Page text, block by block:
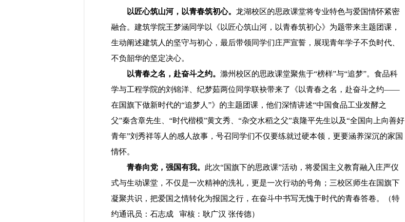
以匠心筑山河，以青春筑初心。龙湖校区的思政课堂将专业特色与爱国情怀紧密
融合。建筑学院王梦涵同学以《以匠心筑山河，以青春筑初心》为题带来主题团课，
生动阐述建筑人的坚守与初心，最后带领同学们庄严宣誓，展现青年学子不负时代、
不负韶华的坚定决心。
以青春之名，赴奋斗之约。滁州校区的思政课堂聚焦于“榜样”与“追梦”。食品科
学与工程学院的刘锦洋、纪梦茹两位同学联袂带来了《以青春之名，赴奋斗之约——
在国旗下做新时代的“追梦人”》的主题团课，他们深情讲述“中国食品工业发酵之
父”秦含章先生、“时代楷模”黄文秀、“杂交水稻之父”袁隆平先生以及“全国向上向善好
青年”刘秀祥等人的感人故事，号召同学们不仅要练就过硬本领，更要涵养深沉的家国
情怀。
青春向党，强国有我。 此次“国旗下的思政课”活动，将爱国主义教育融入庄严仪
式与生动课堂，不仅是一次精神的洗礼，更是一次行动的号角；三校区师生在国旗下
凝聚共识，把爱国之情转化为报国之行，在奋斗中书写无愧于时代的青春答卷。（特
约通讯员：石志成 审核：耿广汉 张传德）